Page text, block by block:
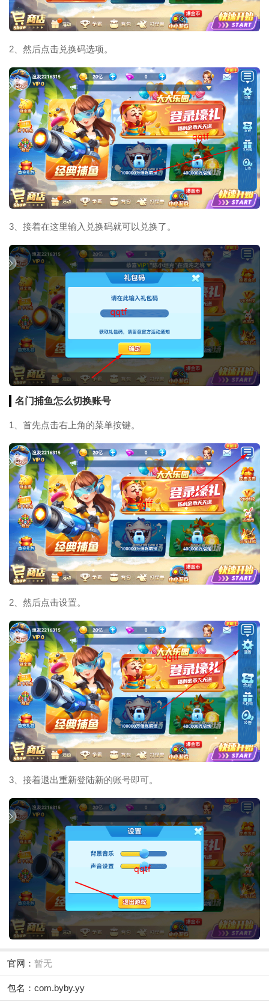
2、然后点击兑换码选项。
3、接着在这里输入兑换码就可以兑换了。
名门捕鱼怎么切换账号
1、首先点击右上角的菜单按键。
2、然后点击设置。
3、接着退出重新登陆新的账号即可。
官网： 暂无
包名：com.byby.yy